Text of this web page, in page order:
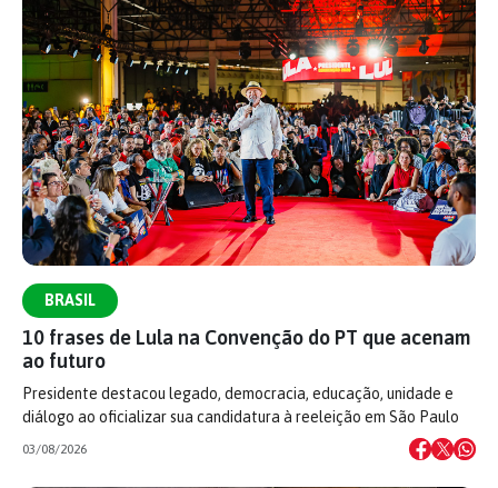
BRASIL
10 frases de Lula na Convenção do PT que acenam
ao futuro
Presidente destacou legado, democracia, educação, unidade e
diálogo ao oficializar sua candidatura à reeleição em São Paulo
03/08/2026